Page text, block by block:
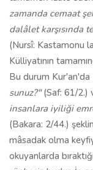
zamanda cemaat
dalâlet karşısında
(Nursî: Kastamonu
Külliyatının
Bu durum Kur'an'da
sunuz?"(Saf: 61/2.)
insanlara iyiliği
(Bakara: 2/44.)
mâsadak olma
okuyanlarda